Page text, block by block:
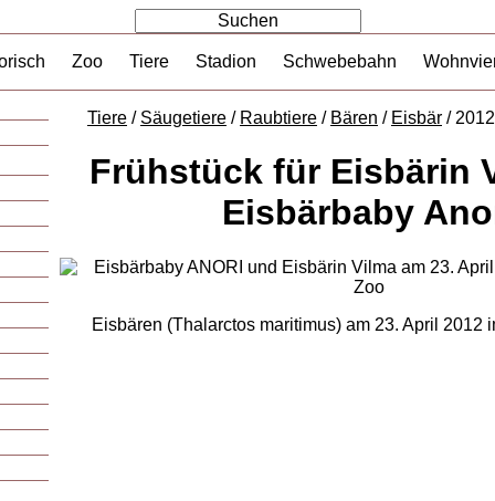
Zoo Tiere Stadion Schwebebahn
Tiere / Säugetiere / Raubtiere / Bären / Eisbär /
Frühstück für Eisbärin
Eisbärbaby
Eisbären (Thalarctos maritimus) am 23. April 2012